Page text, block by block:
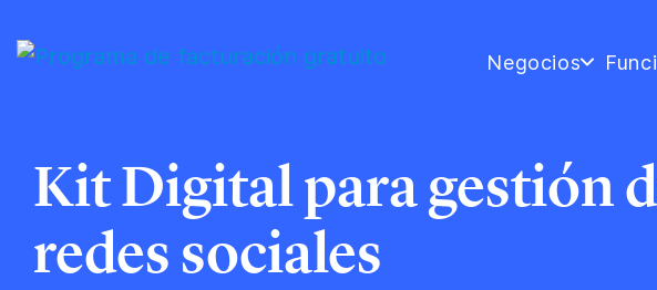
Negocios
Kit Digital para gestión
redes sociales